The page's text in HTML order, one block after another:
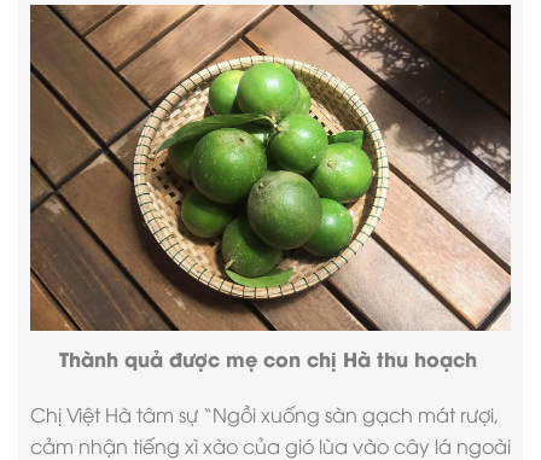
Thành quả được mẹ con chị Hà thu hoạch
Chị Việt Hà tâm sự “Ngồi xuống sàn gạch mát rượi,
cảm nhận tiếng xì xào của gió lùa vào cây lá ngoài